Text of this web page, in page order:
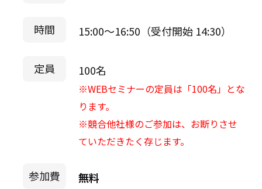
時間 15:00～16:50（受付開始 14:30）
定員 100名
※WEBセミナーの定員は「100名」とな
ります。
※競合他社様のご参加は、お断りさせ
ていただきたく存じます。
参加費 無料